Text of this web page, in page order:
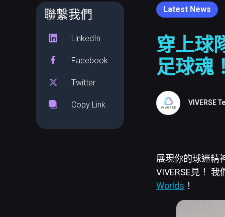
聯繫我們
LinkedIn
Facebook
Twitter
Copy Link
Latest News
穿上球
足球魂
VIVERSE
展現你的球迷精
VIVERSE見！
Worlds ！